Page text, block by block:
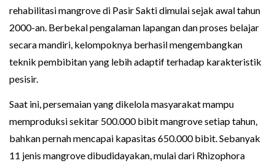
rehabilitasi mangrove di Pasir Sakti dimulai sejak awal tahun
2000-an. Berbekal pengalaman lapangan dan proses belajar
secara mandiri, kelompoknya berhasil mengembangkan
teknik pembibitan yang lebih adaptif terhadap karakteristik
pesisir.
Saat ini, persemaian yang dikelola masyarakat mampu
memproduksi sekitar 500.000 bibit mangrove setiap tahun,
bahkan pernah mencapai kapasitas 650.000 bibit. Sebanyak
11 jenis mangrove dibudidayakan, mulai dari Rhizophora